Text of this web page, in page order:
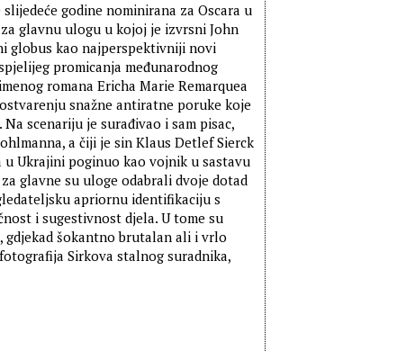
godine nominirana za Oscara u
glavnu ulogu u kojoj je izvrsni John
globus kao najperspektivniji novi
promicanja međunarodnog
romana Ericha Marie Remarquea
snažne antiratne poruke koje
scenariju je surađivao i sam pisac,
a čiji je sin Klaus Detlef Sierck
Ukrajini poginuo kao vojnik u sastavu
glavne su uloge odabrali dvoje dotad
apriornu identifikaciju s
i sugestivnost djela. U tome su
šokantno brutalan ali i vrlo
Sirkova stalnog suradnika,